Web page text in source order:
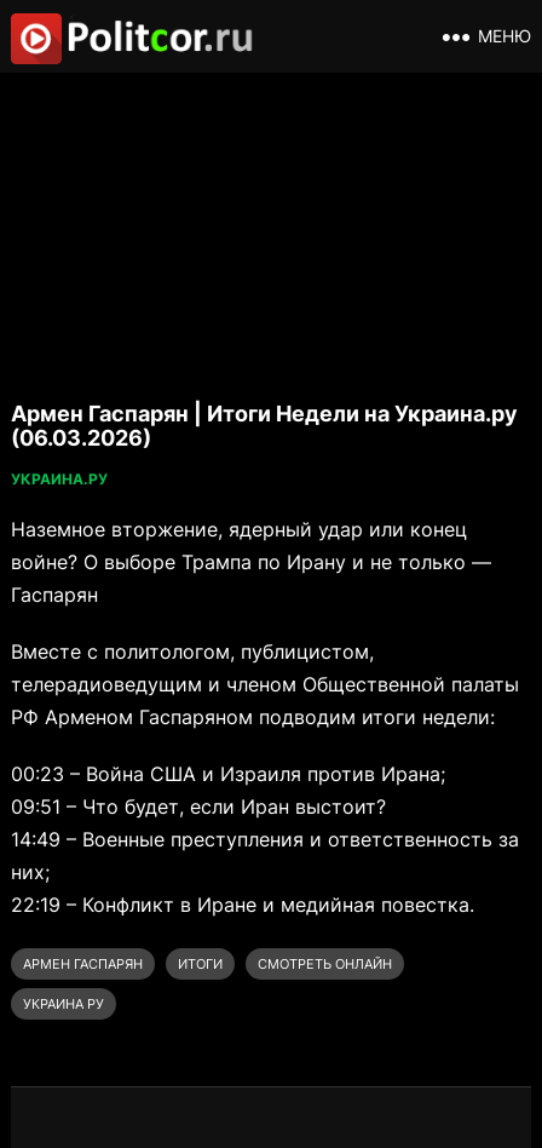
МЕНЮ
Армен Гаспарян | Итоги Недели на Украина.ру
(06.03.2026)
УКРАИНА.РУ
Наземное вторжение, ядерный удар или конец
войне? О выборе Трампа по Ирану и не только —
Гаспарян
Вместе с политологом, публицистом,
телерадиоведущим и членом Общественной палаты
РФ Арменом Гаспаряном подводим итоги недели:
00:23 – Война США и Израиля против Ирана;
09:51 – Что будет, если Иран выстоит?
14:49 – Военные преступления и ответственность за
них;
22:19 – Конфликт в Иране и медийная повестка.
АРМЕН ГАСПАРЯН ИТОГИ СМОТРЕТЬ ОНЛАЙН
УКРАИНА РУ